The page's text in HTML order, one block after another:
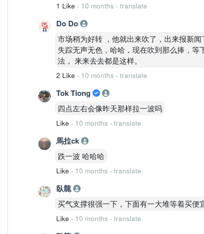
1 Like · 10 months · translate
Do Do
市场稍为好转 ，他就出来吹了，出来报新
失踪无声无色，哈哈，现在吹到那么捧，
法， 来来去去都是这样。
2 Like · 10 months · translate
Tok Tiong
四点左右会像昨天那样拉一波吗
Like · 10 months · translate
馬拉ck
跌一波 哈哈哈
Like · 10 months · translate
臥㡣
买气支撑很强一下，下面有一大堆等着买便
Like · 10 months · translate